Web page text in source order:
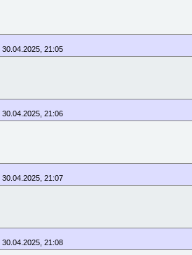
30.04.2025, 21:05
30.04.2025, 21:06
30.04.2025, 21:07
30.04.2025, 21:08